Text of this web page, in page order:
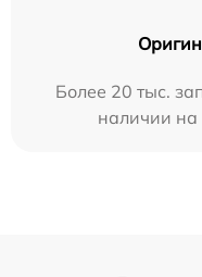
Более 20 тыс.
наличии на